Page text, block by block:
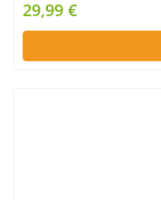
29,99 €